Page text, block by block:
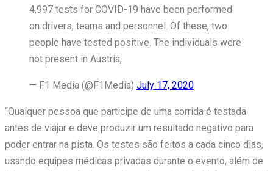
4,997 tests for COVID-19 have been performed
on drivers, teams and personnel. Of these, two
people have tested positive. The individuals were
not present in Austria,
— F1 Media (@F1Media) July 17, 2020
“Qualquer pessoa que participe de uma corrida é testada
antes de viajar e deve produzir um resultado negativo para
poder entrar na pista. Os testes são feitos a cada cinco dias,
usando equipes médicas privadas durante o evento, além de